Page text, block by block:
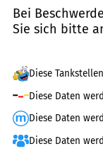
Bei
Sie sich bitte
Diese
Diese Daten
Diese Daten
Diese Daten